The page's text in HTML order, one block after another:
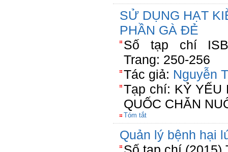
SỬ DỤNG HẠT
PHẦN GÀ ĐẺ
Số tạp chí
Trang: 250-256
Tác giả: Nguyễn
Tạp chí: KỶ YẾU
QUỐC CHĂN
Tóm tắt
Quản lý bệnh hại